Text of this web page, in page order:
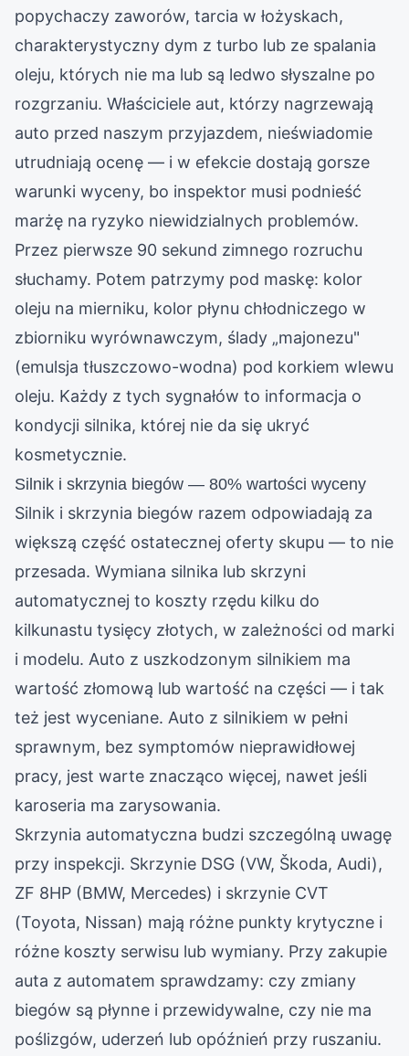
popychaczy zaworów, tarcia w łożyskach,
charakterystyczny dym z turbo lub ze spalania
oleju, których nie ma lub są ledwo słyszalne po
rozgrzaniu. Właściciele aut, którzy nagrzewają
auto przed naszym przyjazdem, nieświadomie
utrudniają ocenę — i w efekcie dostają gorsze
warunki wyceny, bo inspektor musi podnieść
marżę na ryzyko niewidzialnych problemów.
Przez pierwsze 90 sekund zimnego rozruchu
słuchamy. Potem patrzymy pod maskę: kolor
oleju na mierniku, kolor płynu chłodniczego w
zbiorniku wyrównawczym, ślady „majonezu"
(emulsja tłuszczowo-wodna) pod korkiem wlewu
oleju. Każdy z tych sygnałów to informacja o
kondycji silnika, której nie da się ukryć
kosmetycznie.
Silnik i skrzynia biegów — 80% wartości wyceny
Silnik i skrzynia biegów razem odpowiadają za
większą część ostatecznej oferty skupu — to nie
przesada. Wymiana silnika lub skrzyni
automatycznej to koszty rzędu kilku do
kilkunastu tysięcy złotych, w zależności od marki
i modelu. Auto z uszkodzonym silnikiem ma
wartość złomową lub wartość na części — i tak
też jest wyceniane. Auto z silnikiem w pełni
sprawnym, bez symptomów nieprawidłowej
pracy, jest warte znacząco więcej, nawet jeśli
karoseria ma zarysowania.
Skrzynia automatyczna budzi szczególną uwagę
przy inspekcji. Skrzynie DSG (VW, Škoda, Audi),
ZF 8HP (BMW, Mercedes) i skrzynie CVT
(Toyota, Nissan) mają różne punkty krytyczne i
różne koszty serwisu lub wymiany. Przy zakupie
auta z automatem sprawdzamy: czy zmiany
biegów są płynne i przewidywalne, czy nie ma
poślizgów, uderzeń lub opóźnień przy ruszaniu.